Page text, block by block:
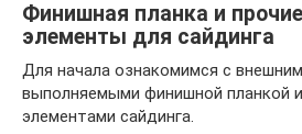
Финишная планка и
элементы для сайдинга
Для начала ознакомимся с
выполняемыми финишной планкой
элементами сайдинга.